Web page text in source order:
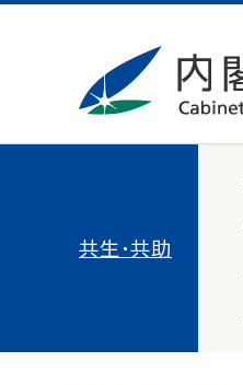
共生・共助